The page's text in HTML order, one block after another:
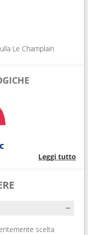
Le Champlain
Leggi tutto
scelta